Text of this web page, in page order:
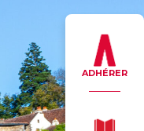
ADHÉRER